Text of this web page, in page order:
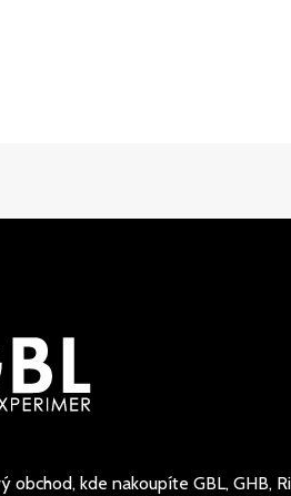
kde nakoupíte GBL, GHB,